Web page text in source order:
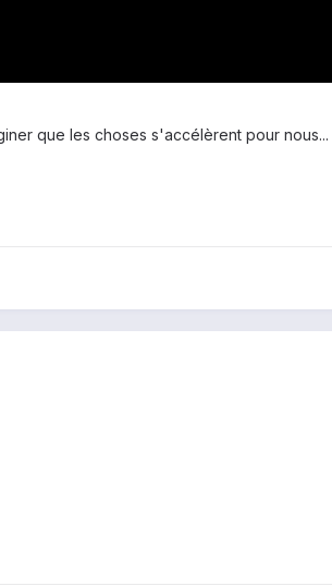
que les choses s'accélèrent pour nous...